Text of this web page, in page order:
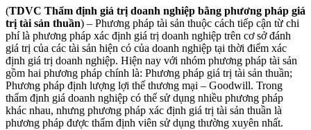
(TDVC Thẩm định giá trị doanh nghiệp bằng phương pháp giá
trị tài sản thuần) – Phương pháp tài sản thuộc cách tiếp cận từ chi
phí là phương pháp xác định giá trị doanh nghiệp trên cơ sở đánh
giá trị của các tài sản hiện có của doanh nghiệp tại thời điểm xác
định giá trị doanh nghiệp. Hiện nay với nhóm phương pháp tài sản
gồm hai phương pháp chính là: Phương pháp giá trị tài sản thuần;
Phương pháp định lượng lợi thế thương mại – Goodwill. Trong
thẩm định giá doanh nghiệp có thể sử dụng nhiều phương pháp
khác nhau, nhưng phương pháp xác định giá trị tài sản thuần là
phương pháp được thẩm định viên sử dụng thường xuyên nhất.